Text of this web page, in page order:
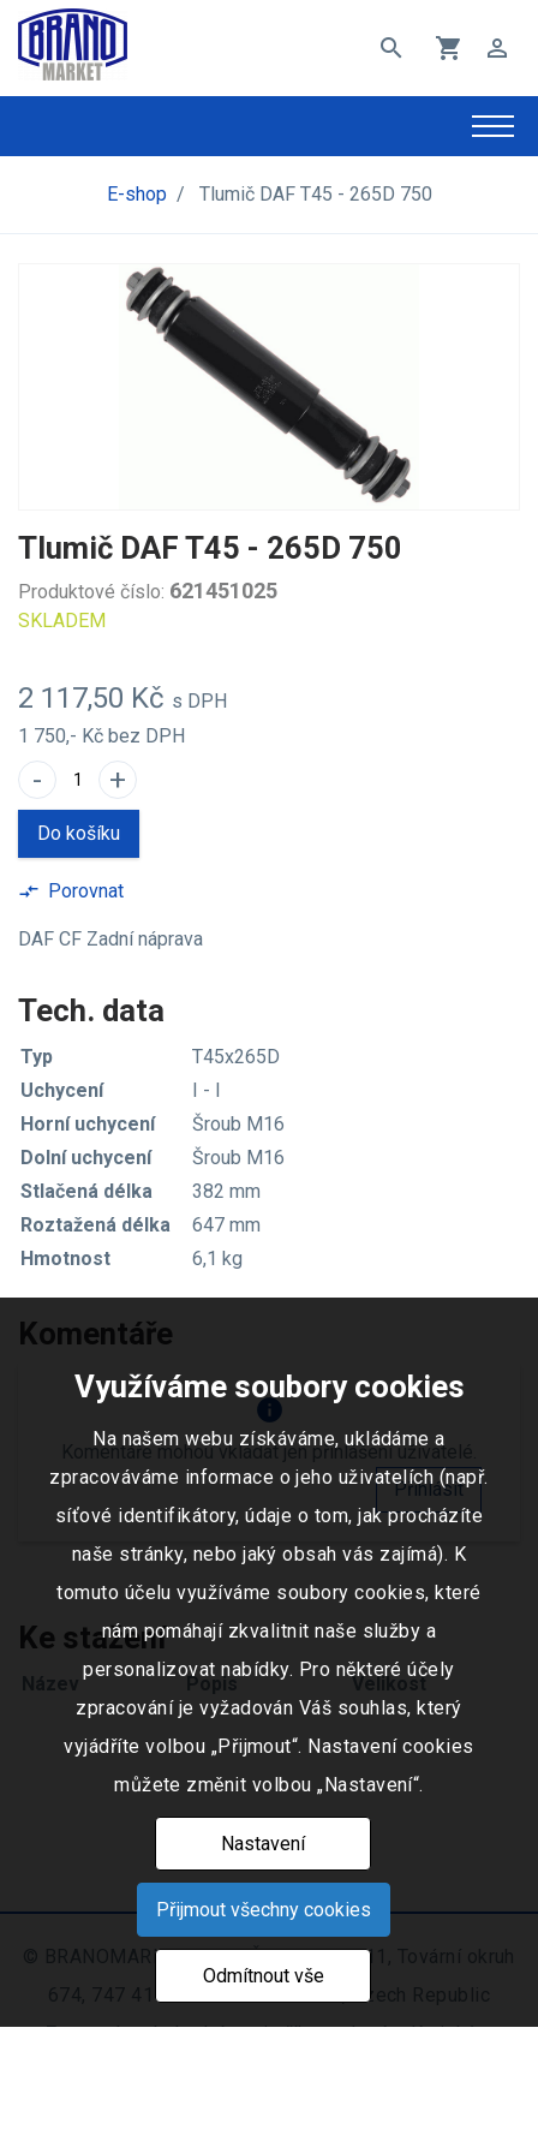
search shopping_cart perm_identity
E-shop / Tlumič DAF T45 - 265D 750
Tlumič DAF T45 - 265D 750
Produktové číslo: 621451025
SKLADEM
2 117,50 Kč s DPH
1 750,- Kč bez DPH
- +
Do košíku
compare_arrows Porovnat
DAF CF Zadní náprava
Tech. data
Typ
T45x265D
Uchycení
I - I
Horní uchycení
Šroub M16
Dolní uchycení
Šroub M16
Stlačená délka
382 mm
Roztažená délka
647 mm
Hmotnost
6,1 kg
Komentáře
info
Komentáře mohou vkládat jen přihlášení uživatelé.
Přihlásit
Ke stažení
Název Popis Velikost
© BRANOMARKET s.r.o., IČO: 253 51 311, Tovární okruh
674, 747 41 Hradec nad Moravicí, Czech Republic
Zapsaná v obchodním rejstříku vedeném Krajským
Využíváme soubory cookies
Na našem webu získáváme, ukládáme a
zpracováváme informace o jeho uživatelích (např.
síťové identifikátory, údaje o tom, jak procházíte
naše stránky, nebo jaký obsah vás zajímá). K
tomuto účelu využíváme soubory cookies, které
nám pomáhají zkvalitnit naše služby a
personalizovat nabídky. Pro některé účely
zpracování je vyžadován Váš souhlas, který
vyjádříte volbou „Přijmout“. Nastavení cookies
můžete změnit volbou „Nastavení“.
Nastavení
Přijmout všechny cookies
Odmítnout vše